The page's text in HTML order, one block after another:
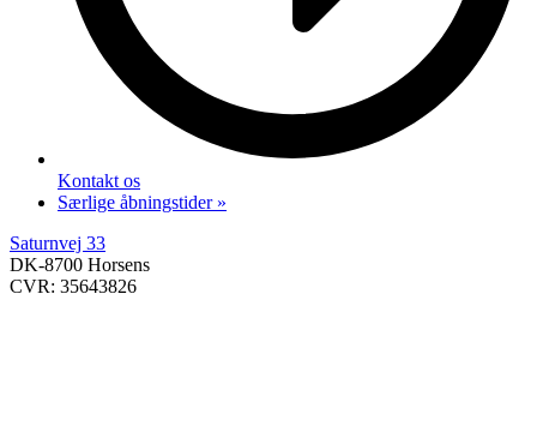
Kontakt os
Særlige åbningstider »
Saturnvej 33
DK-8700 Horsens
CVR: 35643826